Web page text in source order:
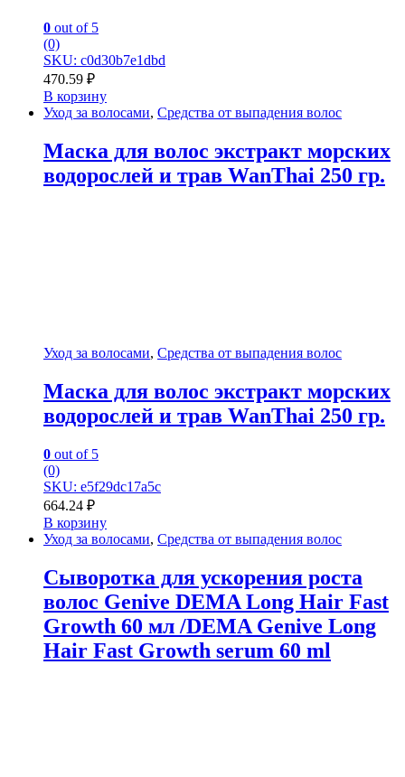
0 out of 5
(0)
SKU: c0d30b7e1dbd
470.59 ₽
В корзину
Уход за волосами, Средства от выпадения волос
Маска для волос экстракт морских
водорослей и трав WanThai 250 гр.
Уход за волосами, Средства от выпадения волос
Маска для волос экстракт морских
водорослей и трав WanThai 250 гр.
0 out of 5
(0)
SKU: e5f29dc17a5c
664.24 ₽
В корзину
Уход за волосами, Средства от выпадения волос
Сыворотка для ускорения роста
волос Genive DEMA Long Hair Fast
Growth 60 мл /DEMA Genive Long
Hair Fast Growth serum 60 ml